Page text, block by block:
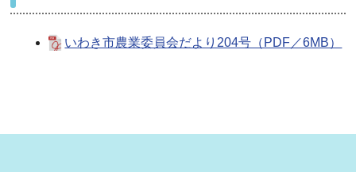
いわき市農業委員会だより204号（PDF／6MB）